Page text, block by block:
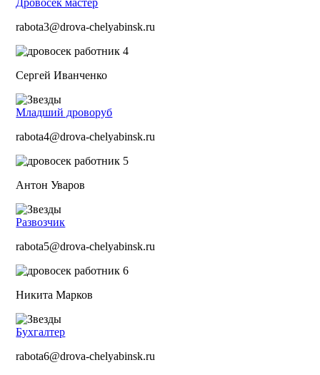
rabota3@drova-chelyabinsk.ru
Сергей Иванченко
Младший дроворуб
rabota4@drova-chelyabinsk.ru
Антон Уваров
Развозчик
rabota5@drova-chelyabinsk.ru
Никита Марков
Бухгалтер
rabota6@drova-chelyabinsk.ru